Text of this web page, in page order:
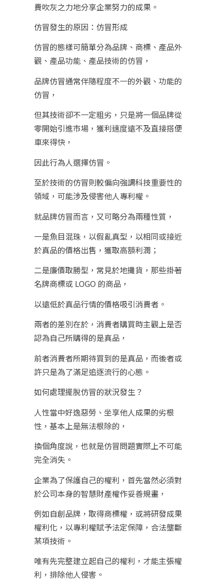
費吹灰之力地分享企業努力的成果。
仿冒發生的原因：仿冒形成
仿冒的態樣可簡單分為品牌、商標、產品外
觀、產品功能、產品技術的仿冒，
品牌仿冒通常伴隨程度不一的外觀、功能的
仿冒，
但其技術卻不一定粗劣，只是將一個品牌從
零開始引進市場，獲利速度遠不及直接搭便
車來得快，
因此行為人選擇仿冒。
至於技術的仿冒則較偏向強調科技重要性的
領域，可能涉及侵害他人專利權。
就品牌仿冒而言，又可略分為兩種性質，
一是魚目混珠，以假亂真型，以相同或接近
於真品的價格出售，獲取高額利潤；
二是廉價取勝型，常見於地攤貨，那些掛著
名牌商標或 LOGO 的商品，
以遠低於真品行情的價格吸引消費者。
兩者的差別在於，消費者購買時主觀上是否
認為自己所購得的是真品，
前者消費者所期待買到的是真品，而後者或
許只是為了滿足追逐流行的心態。
如何處理擺脫仿冒的狀況發生？
人性當中好逸惡勞、坐享他人成果的劣根
性，基本上是無法根除的，
換個角度說，也就是仿冒問題實際上不可能
完全消失。
企業為了保護自己的權利，首先當然必須對
於公司本身的智慧財產權作妥善規畫，
例如自創品牌，取得商標權，或將研發成果
權利化，以專利權賦予法定保障，合法壟斷
某項技術。
唯有先完整建立起自己的權利，才能主張權
利，排除他人侵害。